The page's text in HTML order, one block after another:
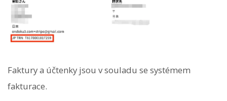
Faktury a účtenky jsou v souladu se systémem
fakturace.